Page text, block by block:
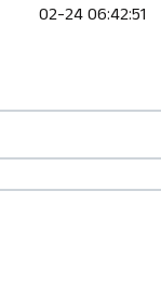
02-24 06:42:51